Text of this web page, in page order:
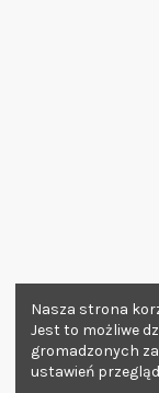
Nasza strona
Jest to możliwe
gromadzonych
ustawień